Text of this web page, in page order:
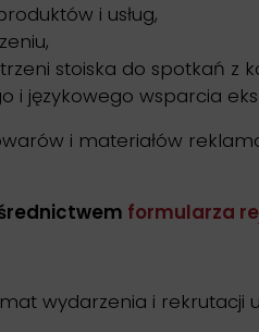
i usług,
stoiska do spotkań z
i językowego wsparcia
i materiałów
formularza
wydarzenia i rekrutacji